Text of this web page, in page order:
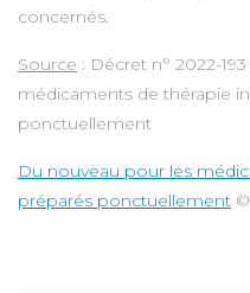
concernés.
Source : Décret n° 2022-
médicaments de thérapie
ponctuellement
Du nouveau pour les
préparés ponctuellement